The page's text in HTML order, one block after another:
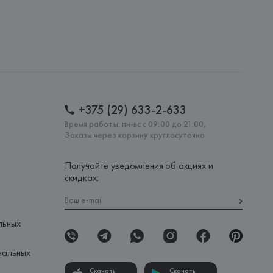
+375 (29) 633-2-633
Время работы: пн-вс с 09:00 до 21:00,
Заказы через корзину круглосуточно
Получайте уведомления об акциях и
скидках:
Скачать Скачать